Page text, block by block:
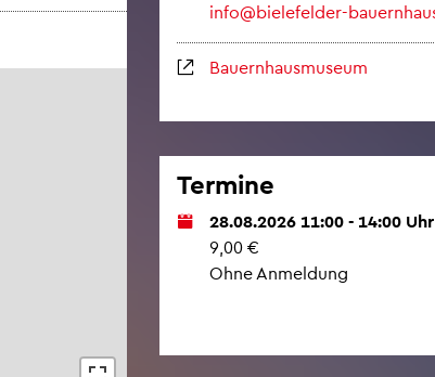
Bau­ern­haus­mu­se­um
Ter­mi­ne
28.08.2026 11:00 - 14:00 Uhr
9,00 €
Ohne An­mel­dung